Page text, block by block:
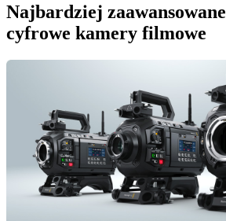
Najbardziej zaawansowane
cyfrowe kamery filmowe